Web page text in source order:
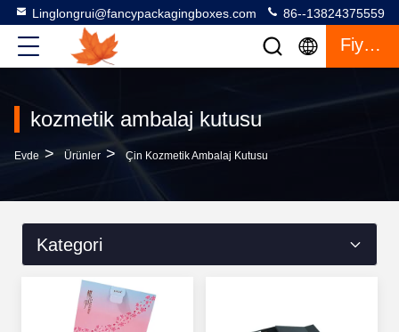
Linglongrui@fancypackagingboxes.com 86--13824375559
Fiyat Teklifi
kozmetik ambalaj kutusu
Evde > Ürünler > Çin Kozmetik Ambalaj Kutusu
Kategori